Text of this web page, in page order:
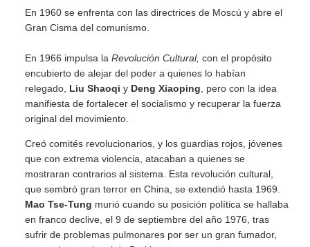
En 1960 se enfrenta con las directrices de Moscú y abre el
Gran Cisma del comunismo.
En 1966 impulsa la Revolución Cultural, con el propósito
encubierto de alejar del poder a quienes lo habían
relegado, Liu Shaoqi y Deng Xiaoping , pero con la idea
manifiesta de fortalecer el socialismo y recuperar la fuerza
original del movimiento.
Creó comités revolucionarios, y los guardias rojos, jóvenes
que con extrema violencia, atacaban a quienes se
mostraran contrarios al sistema. Esta revolución cultural,
que sembró gran terror en China, se extendió hasta 1969.
Mao Tse-Tung murió cuando su posición política se hallaba
en franco declive, el 9 de septiembre del año 1976, tras
sufrir de problemas pulmonares por ser un gran fumador,